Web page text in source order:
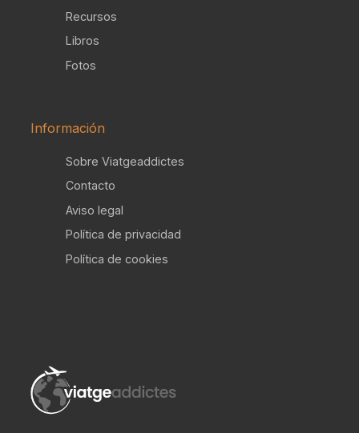
Recursos
Libros
Fotos
Información
Sobre Viatgeaddictes
Contacto
Aviso legal
Política de privacidad
Política de cookies